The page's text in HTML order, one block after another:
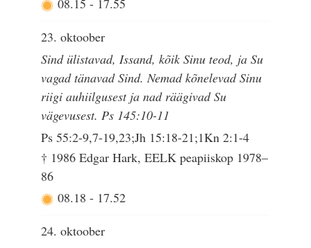
08.15 - 17.55
23. oktoober
Sind ülistavad, Issand, kõik Sinu teod, ja Su
vagad tänavad Sind. Nemad kõnelevad Sinu
riigi auhiilgusest ja nad räägivad Su
vägevusest. Ps 145:10-11
Ps 55:2-9,7-19,23;Jh 15:18-21;1Kn 2:1-4
† 1986 Edgar Hark, EELK peapiiskop 1978–
86
08.18 - 17.52
24. oktoober